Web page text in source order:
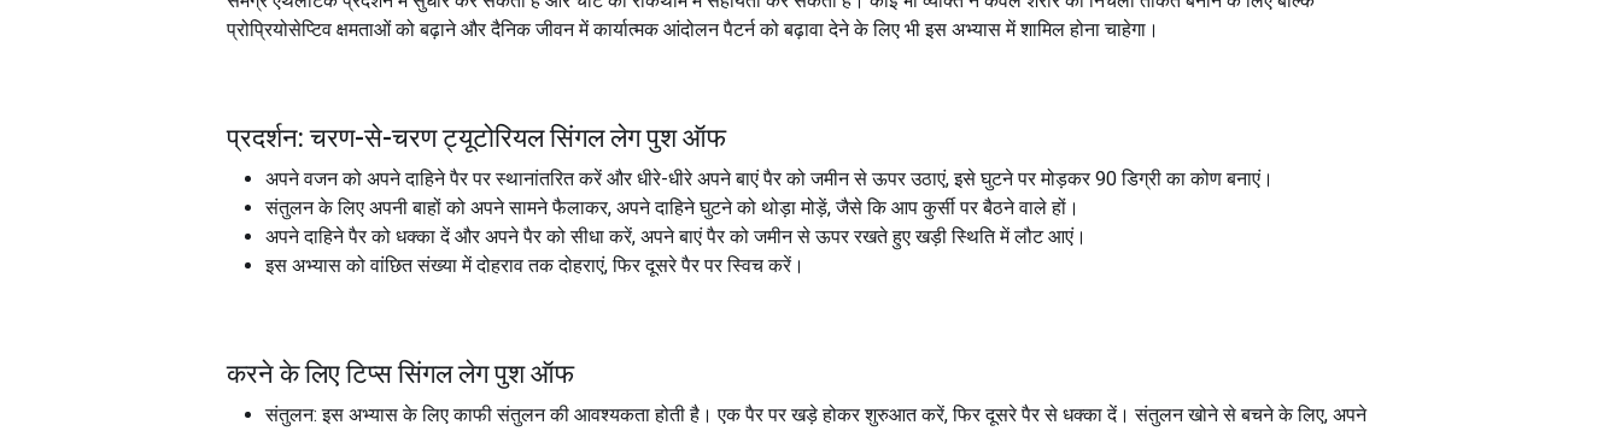
प्रोप्रियोसेप्टिव क्षमताओं को बढ़ाने और दैनिक जीवन में कार्यात्मक आंदोलन पैटर्न को बढ़ावा देने के लिए भी इस अभ्यास में शामिल होना चाहेगा।
प्रदर्शन: चरण-से-चरण ट्यूटोरियल सिंगल लेग पुश ऑफ
अपने वजन को अपने दाहिने पैर पर स्थानांतरित करें और धीरे-धीरे अपने बाएं पैर को जमीन से ऊपर उठाएं, इसे घुटने पर मोड़कर 90 डिग्री का कोण बनाएं।
संतुलन के लिए अपनी बाहों को अपने सामने फैलाकर, अपने दाहिने घुटने को थोड़ा मोड़ें, जैसे कि आप कुर्सी पर बैठने वाले हों।
अपने दाहिने पैर को धक्का दें और अपने पैर को सीधा करें, अपने बाएं पैर को जमीन से ऊपर रखते हुए खड़ी स्थिति में लौट आएं।
इस अभ्यास को वांछित संख्या में दोहराव तक दोहराएं, फिर दूसरे पैर पर स्विच करें।
करने के लिए टिप्स सिंगल लेग पुश ऑफ
संतुलन: इस अभ्यास के लिए काफी संतुलन की आवश्यकता होती है। एक पैर पर खड़े होकर शुरुआत करें, फिर दूसरे पैर से धक्का दें। संतुलन खोने से बचने के लिए, अपने